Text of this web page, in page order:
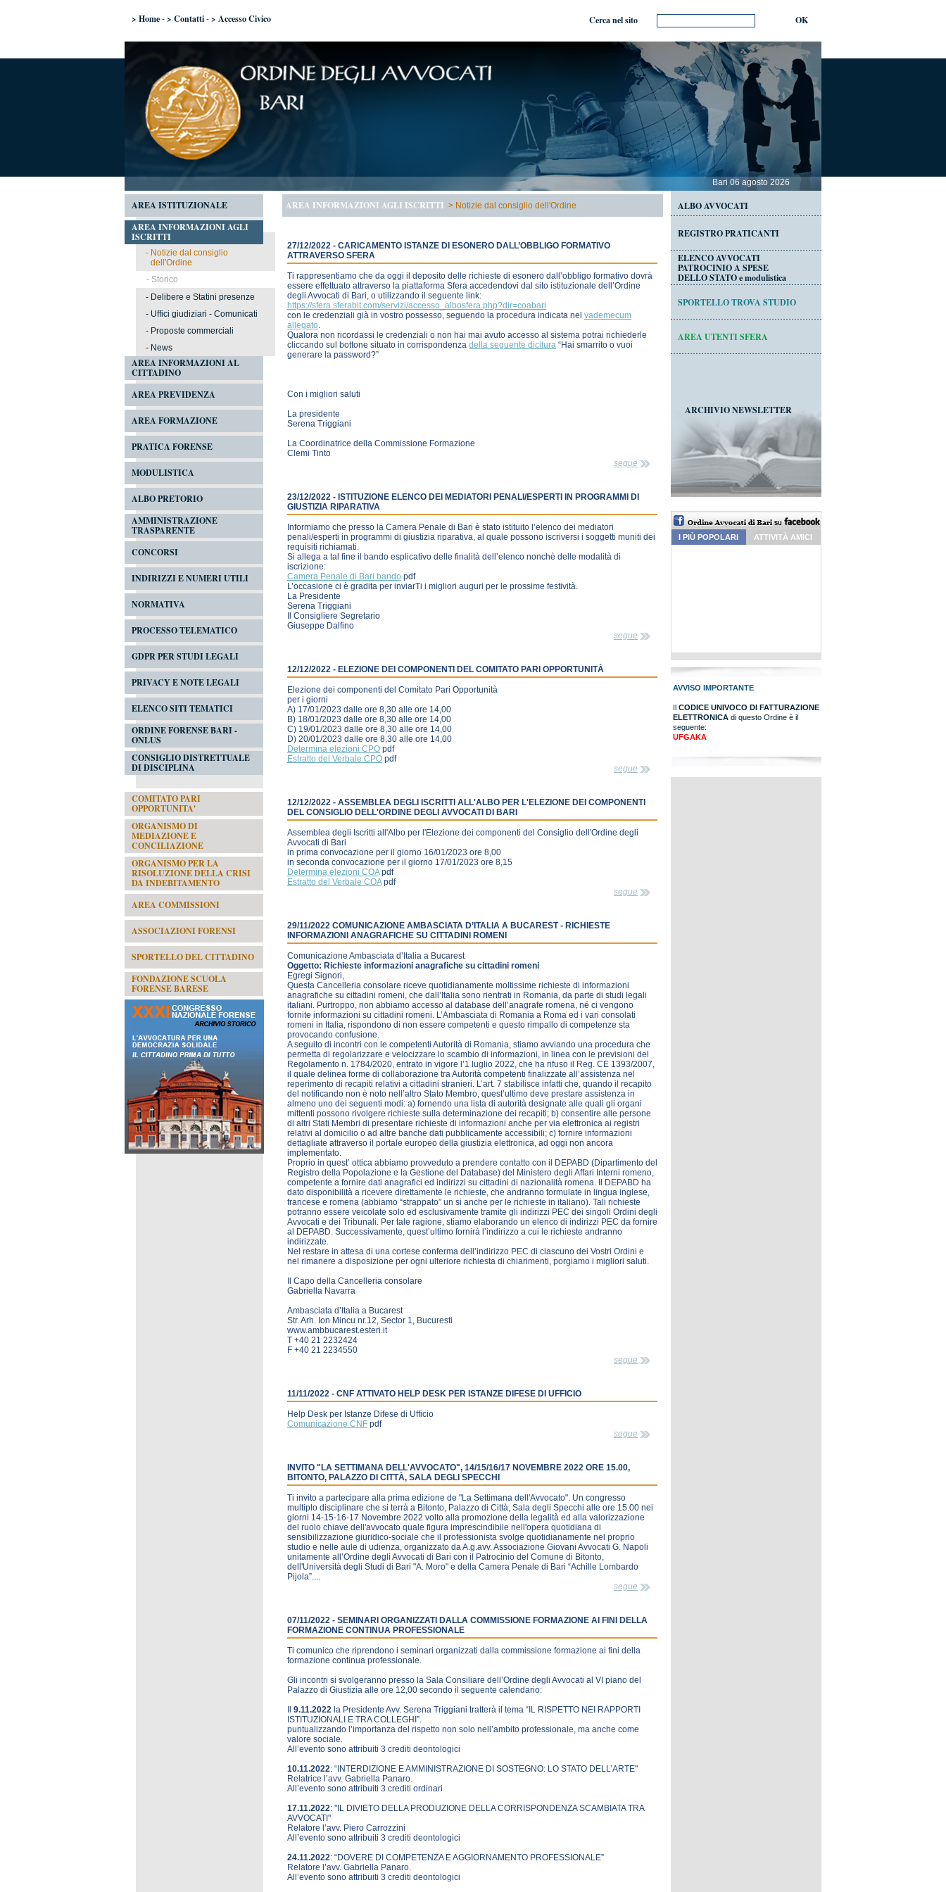
> Home - > Contatti - > Accesso Civico Cerca nel sito OK
Bari 06 agosto 2026
AREA ISTITUZIONALE
AREA INFORMAZIONI AGLI
ISCRITTI
- Notizie dal consiglio
dell'Ordine
- Storico
- Delibere e Statini presenze
- Uffici giudiziari - Comunicati
- Proposte commerciali
- News
AREA INFORMAZIONI AL
CITTADINO
AREA PREVIDENZA
AREA FORMAZIONE
PRATICA FORENSE
MODULISTICA
ALBO PRETORIO
AMMINISTRAZIONE
TRASPARENTE
CONCORSI
INDIRIZZI E NUMERI UTILI
NORMATIVA
PROCESSO TELEMATICO
GDPR PER STUDI LEGALI
PRIVACY E NOTE LEGALI
ELENCO SITI TEMATICI
ORDINE FORENSE BARI -
ONLUS
CONSIGLIO DISTRETTUALE
DI DISCIPLINA
COMITATO PARI
OPPORTUNITA'
ORGANISMO DI
MEDIAZIONE E
CONCILIAZIONE
ORGANISMO PER LA
RISOLUZIONE DELLA CRISI
DA INDEBITAMENTO
AREA COMMISSIONI
ASSOCIAZIONI FORENSI
SPORTELLO DEL CITTADINO
FONDAZIONE SCUOLA
FORENSE BARESE
AREA INFORMAZIONI AGLI ISCRITTI > Notizie dal consiglio dell'Ordine
27/12/2022 - CARICAMENTO ISTANZE DI ESONERO DALL’OBBLIGO FORMATIVO
ATTRAVERSO SFERA
Ti rappresentiamo che da oggi il deposito delle richieste di esonero dall’obbligo formativo dovrà
essere effettuato attraverso la piattaforma Sfera accedendovi dal sito istituzionale dell’Ordine
degli Avvocati di Bari, o utilizzando il seguente link:
https://sfera.sferabit.com/servizi/accesso_albosfera.php?dir=coabari
con le credenziali già in vostro possesso, seguendo la procedura indicata nel vademecum
allegato.
Qualora non ricordassi le credenziali o non hai mai avuto accesso al sistema potrai richiederle
cliccando sul bottone situato in corrispondenza della seguente dicitura “Hai smarrito o vuoi
generare la password?”
Con i migliori saluti
La presidente
Serena Triggiani
La Coordinatrice della Commissione Formazione
Clemi Tinto
segue
23/12/2022 - ISTITUZIONE ELENCO DEI MEDIATORI PENALI/ESPERTI IN PROGRAMMI DI
GIUSTIZIA RIPARATIVA
Informiamo che presso la Camera Penale di Bari è stato istituito l’elenco dei mediatori
penali/esperti in programmi di giustizia riparativa, al quale possono iscriversi i soggetti muniti dei
requisiti richiamati.
Si allega a tal fine il bando esplicativo delle finalità dell’elenco nonchè delle modalità di
iscrizione:
Camera Penale di Bari bando pdf
L’occasione ci è gradita per inviarTi i migliori auguri per le prossime festività.
La Presidente
Serena Triggiani
Il Consigliere Segretario
Giuseppe Dalfino
segue
12/12/2022 - ELEZIONE DEI COMPONENTI DEL COMITATO PARI OPPORTUNITÀ
Elezione dei componenti del Comitato Pari Opportunità
per i giorni
A) 17/01/2023 dalle ore 8,30 alle ore 14,00
B) 18/01/2023 dalle ore 8,30 alle ore 14,00
C) 19/01/2023 dalle ore 8,30 alle ore 14,00
D) 20/01/2023 dalle ore 8,30 alle ore 14,00
Determina elezioni CPO pdf
Estratto del Verbale CPO pdf
segue
12/12/2022 - ASSEMBLEA DEGLI ISCRITTI ALL'ALBO PER L'ELEZIONE DEI COMPONENTI
DEL CONSIGLIO DELL'ORDINE DEGLI AVVOCATI DI BARI
Assemblea degli Iscritti all'Albo per l'Elezione dei componenti del Consiglio dell'Ordine degli
Avvocati di Bari
in prima convocazione per il giorno 16/01/2023 ore 8,00
in seconda convocazione per il giorno 17/01/2023 ore 8,15
Determina elezioni COApdf
Estratto del Verbale COApdf
segue
29/11/2022 COMUNICAZIONE AMBASCIATA D’ITALIA A BUCAREST - RICHIESTE
INFORMAZIONI ANAGRAFICHE SU CITTADINI ROMENI
Comunicazione Ambasciata d’Italia a Bucarest
Oggetto: Richieste informazioni anagrafiche su cittadini romeni
Egregi Signori,
Questa Cancelleria consolare riceve quotidianamente moltissime richieste di informazioni
anagrafiche su cittadini romeni, che dall’Italia sono rientrati in Romania, da parte di studi legali
italiani. Purtroppo, non abbiamo accesso al database dell’anagrafe romena, né ci vengono
fornite informazioni su cittadini romeni. L’Ambasciata di Romania a Roma ed i vari consolati
romeni in Italia, rispondono di non essere competenti e questo rimpallo di competenze sta
provocando confusione.
A seguito di incontri con le competenti Autorità di Romania, stiamo avviando una procedura che
permetta di regolarizzare e velocizzare lo scambio di informazioni, in linea con le previsioni del
Regolamento n. 1784/2020, entrato in vigore l’1 luglio 2022, che ha rifuso il Reg. CE 1393/2007,
il quale delinea forme di collaborazione tra Autorità competenti finalizzate all’assistenza nel
reperimento di recapiti relativi a cittadini stranieri. L’art. 7 stabilisce infatti che, quando il recapito
del notificando non è noto nell’altro Stato Membro, quest’ultimo deve prestare assistenza in
almeno uno dei seguenti modi: a) fornendo una lista di autorità designate alle quali gli organi
mittenti possono rivolgere richieste sulla determinazione dei recapiti; b) consentire alle persone
di altri Stati Membri di presentare richieste di informazioni anche per via elettronica ai registri
relativi al domicilio o ad altre banche dati pubblicamente accessibili; c) fornire informazioni
dettagliate attraverso il portale europeo della giustizia elettronica, ad oggi non ancora
implementato.
Proprio in quest’ ottica abbiamo provveduto a prendere contatto con il DEPABD (Dipartimento del
Registro della Popolazione e la Gestione del Database) del Ministero degli Affari Interni romeno,
competente a fornire dati anagrafici ed indirizzi su cittadini di nazionalità romena. Il DEPABD ha
dato disponibilità a ricevere direttamente le richieste, che andranno formulate in lingua inglese,
francese e romena (abbiamo “strappato” un si anche per le richieste in italiano). Tali richieste
potranno essere veicolate solo ed esclusivamente tramite gli indirizzi PEC dei singoli Ordini degli
Avvocati e dei Tribunali. Per tale ragione, stiamo elaborando un elenco di indirizzi PEC da fornire
al DEPABD. Successivamente, quest’ultimo fornirà l’indirizzo a cui le richieste andranno
indirizzate.
Nel restare in attesa di una cortese conferma dell’indirizzo PEC di ciascuno dei Vostri Ordini e
nel rimanere a disposizione per ogni ulteriore richiesta di chiarimenti, porgiamo i migliori saluti.
Il Capo della Cancelleria consolare
Gabriella Navarra
Ambasciata d’Italia a Bucarest
Str. Arh. Ion Mincu nr.12, Sector 1, Bucuresti
www.ambbucarest.esteri.it
T +40 21 2232424
F +40 21 2234550
segue
11/11/2022 - CNF ATTIVATO HELP DESK PER ISTANZE DIFESE DI UFFICIO
Help Desk per Istanze Difese di Ufficio
Comunicazione CNF pdf
segue
INVITO "LA SETTIMANA DELL'AVVOCATO", 14/15/16/17 NOVEMBRE 2022 ORE 15.00,
BITONTO, PALAZZO DI CITTÀ, SALA DEGLI SPECCHI
Ti invito a partecipare alla prima edizione de "La Settimana dell'Avvocato". Un congresso
multiplo disciplinare che si terrà a Bitonto, Palazzo di Città, Sala degli Specchi alle ore 15.00 nei
giorni 14-15-16-17 Novembre 2022 volto alla promozione della legalità ed alla valorizzazione
del ruolo chiave dell'avvocato quale figura imprescindibile nell'opera quotidiana di
sensibilizzazione giuridico-sociale che il professionista svolge quotidianamente nel proprio
studio e nelle aule di udienza, organizzato da A.g.avv. Associazione Giovani Avvocati G. Napoli
unitamente all’Ordine degli Avvocati di Bari con il Patrocinio del Comune di Bitonto,
dell'Università degli Studi di Bari "A. Moro" e della Camera Penale di Bari “Achille Lombardo
Pijola”....
segue
07/11/2022 - SEMINARI ORGANIZZATI DALLA COMMISSIONE FORMAZIONE AI FINI DELLA
FORMAZIONE CONTINUA PROFESSIONALE
Ti comunico che riprendono i seminari organizzati dalla commissione formazione ai fini della
formazione continua professionale.
Gli incontri si svolgeranno presso la Sala Consiliare dell’Ordine degli Avvocati al VI piano del
Palazzo di Giustizia alle ore 12,00 secondo il seguente calendario:
9.11.2022 la Presidente Avv. Serena Triggiani tratterà il tema “IL RISPETTO NEI RAPPORTI
ISTITUZIONALI E TRA COLLEGHI”.
puntualizzando l’importanza del rispetto non solo nell’ambito professionale, ma anche come
valore sociale.
All’evento sono attribuiti 3 crediti deontologici
10.11.2022: “INTERDIZIONE E AMMINISTRAZIONE DI SOSTEGNO: LO STATO DELL’ARTE"
Relatrice l’avv. Gabriella Panaro.
All’evento sono attribuiti 3 crediti ordinari
17.11.2022: "IL DIVIETO DELLA PRODUZIONE DELLA CORRISPONDENZA SCAMBIATA TRA
AVVOCATI"
Relatore l’avv. Piero Carrozzini
All’evento sono attribuiti 3 crediti deontologici
24.11.2022: “DOVERE DI COMPETENZA E AGGIORNAMENTO PROFESSIONALE”
Relatore l’avv. Gabriella Panaro.
All’evento sono attribuiti 3 crediti deontologici
ALBO AVVOCATI
REGISTRO PRATICANTI
ELENCO AVVOCATI
PATROCINIO A SPESE
DELLO STATO e modulistica
SPORTELLO TROVA STUDIO
AREA UTENTI SFERA
ARCHIVIO NEWSLETTER
I PIÙ POPOLARI ATTIVITÀ AMICI
AVVISO IMPORTANTE
Il CODICE UNIVOCO DI FATTURAZIONE
ELETTRONICAdi questo Ordine è il
seguente:
UFGAKA